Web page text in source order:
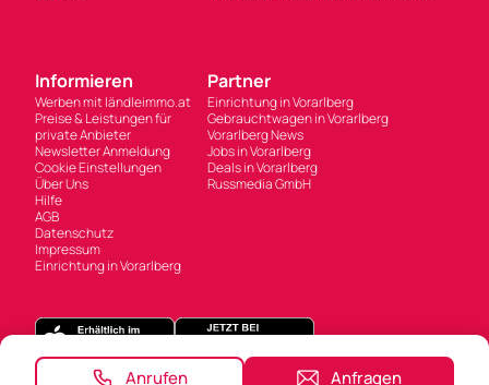
Anrufen Anfragen
Informieren
Werben mit ländleimmo.at
Preise & Leistungen für
private Anbieter
Newsletter Anmeldung
Cookie Einstellungen
Über Uns
Hilfe
AGB
Datenschutz
Impressum
Einrichtung in Vorarlberg
Partner
Einrichtung in Vorarlberg
Gebrauchtwagen in Vorarlberg
Vorarlberg News
Jobs in Vorarlberg
Deals in Vorarlberg
Russmedia GmbH